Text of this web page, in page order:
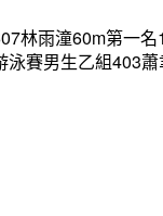
林雨潼60m第一
賽男生乙組403